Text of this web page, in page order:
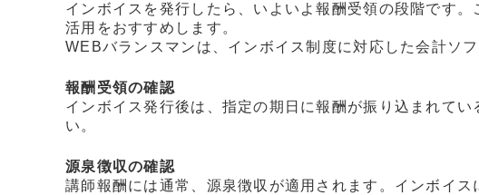
インボイスを発行したら、いよいよ報酬受領の段階です
活用をおすすめします。
WEBバランスマンは、インボイス制度に対応した会計ソ
報酬受領の確認
インボイス発行後は、指定の期日に報酬が振り込まれて
い。
源泉徴収の確認
講師報酬には通常、源泉徴収が適用されます。インボイ